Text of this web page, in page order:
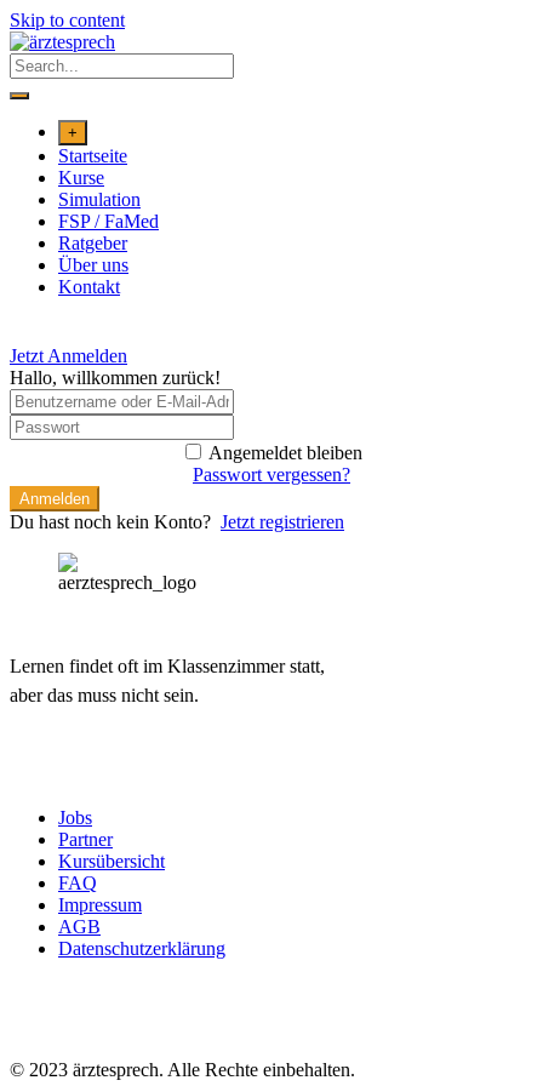
Skip to content
+
Startseite
Kurse
Simulation
FSP / FaMed
Ratgeber
Über uns
Kontakt
Jetzt Anmelden
Hallo, willkommen zurück!
Angemeldet bleiben
Passwort vergessen?
Anmelden
Du hast noch kein Konto? Jetzt registrieren
Lernen findet oft im Klassenzimmer statt,
aber das muss nicht sein.
Jobs
Partner
Kursübersicht
FAQ
Impressum
AGB
Datenschutzerklärung
© 2023 ärztesprech. Alle Rechte einbehalten.